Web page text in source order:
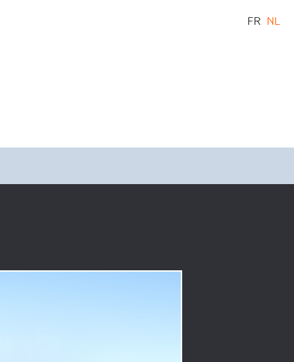
FR NL